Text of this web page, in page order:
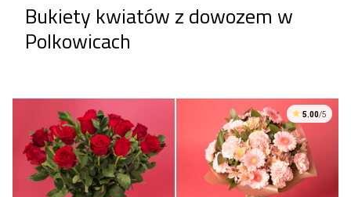
Bukiety kwiatów z dowozem w
Polkowicach
5.00/5